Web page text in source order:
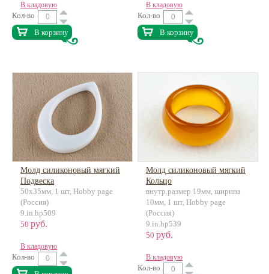
В кладовую
Кол-во
В корзину
В кладовую
Кол-во
В корзину
Молд силиконовый мягкий
Подвеска
50х35мм, 1 шт, Hobby page
(Россия)
9.in.hp509
50 руб.
В кладовую
Кол-во
Молд силиконовый мягкий
Кольцо
внутр.размер 19мм, ширина
10мм, 1 шт, Hobby page
(Россия)
9.in.hp539
50 руб.
В кладовую
Кол-во